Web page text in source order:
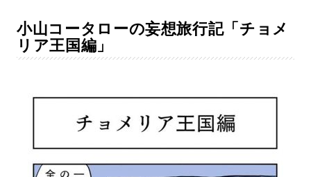
小山コータローの妄想旅行記「チョメ
リア王国編」